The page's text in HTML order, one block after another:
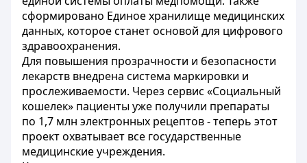
сформировано Единое хранилище медицинских
данных, которое станет основой для цифрового
здравоохранения.
Для повышения прозрачности и безопасности
лекарств внедрена система маркировки и
прослеживаемости. Через сервис «Социальный
кошелек» пациенты уже получили препараты
по 1,7 млн электронных рецептов - теперь этот
проект охватывает все государственные
медицинские учреждения.